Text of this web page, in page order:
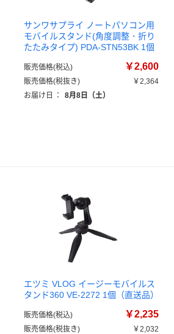
サンワサプライ ノートパソコン用
モバイルスタンド(角度調整・折り
たたみタイプ) PDA-STN53BK 1個
販売価格(税込) ￥2,600
販売価格(税抜き)
￥2,364
お届け日
： 8月8日（土）
エツミ VLOG イージーモバイルス
タンド360 VE-2272 1個（直送品）
販売価格(税込) ￥2,235
販売価格(税抜き)
￥2,032